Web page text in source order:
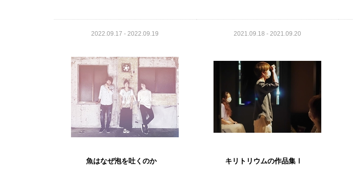
2022.09.17 - 2022.09.19
魚はなぜ泡を吐くのか
2021.09.18 - 2021.09.20
キリトリウムの作品集Ⅰ